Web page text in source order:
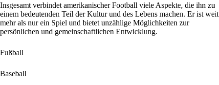
Insgesamt verbindet amerikanischer Football viele Aspekte, die ihn zu
einem bedeutenden Teil der Kultur und des Lebens machen. Er ist weit
mehr als nur ein Spiel und bietet unzählige Möglichkeiten zur
persönlichen und gemeinschaftlichen Entwicklung.
Fußball
Baseball